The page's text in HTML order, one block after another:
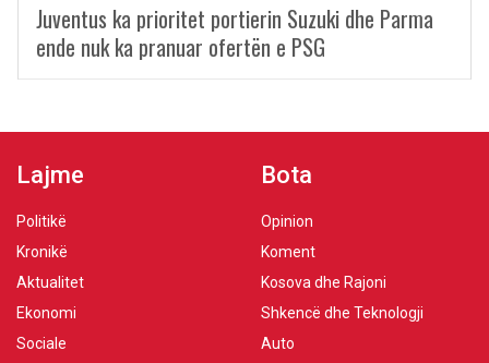
Juventus ka prioritet portierin Suzuki dhe Parma
ende nuk ka pranuar ofertën e PSG
Lajme
Politikë
Kronikë
Aktualitet
Ekonomi
Sociale
Bota
Opinion
Koment
Kosova dhe Rajoni
Shkencë dhe Teknologji
Auto